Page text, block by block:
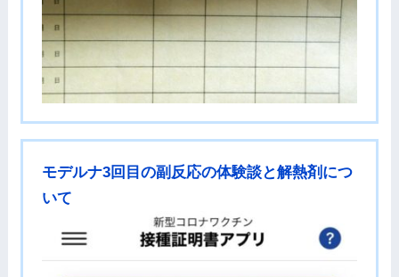
モデルナ3回目の副反応の体験談と解熱剤につ
いて